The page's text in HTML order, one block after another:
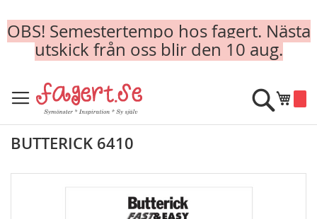
OBS! Semestertempo hos fagert. Nästa
utskick från oss blir den 10 aug.
to
Content
Min
Sök
BUTTERICK 6410